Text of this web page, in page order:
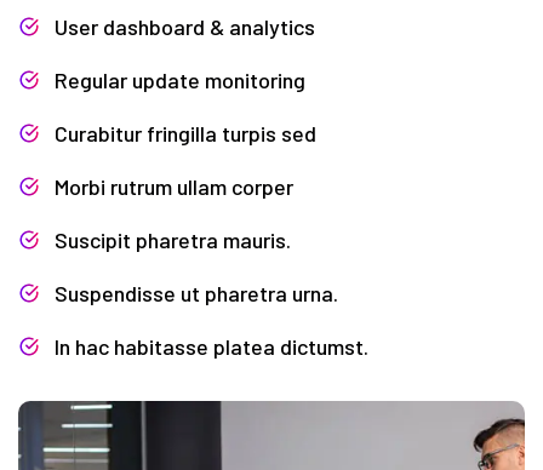
User dashboard & analytics
Regular update monitoring
Curabitur fringilla turpis sed
Morbi rutrum ullam corper
Suscipit pharetra mauris.
Suspendisse ut pharetra urna.
In hac habitasse platea dictumst.